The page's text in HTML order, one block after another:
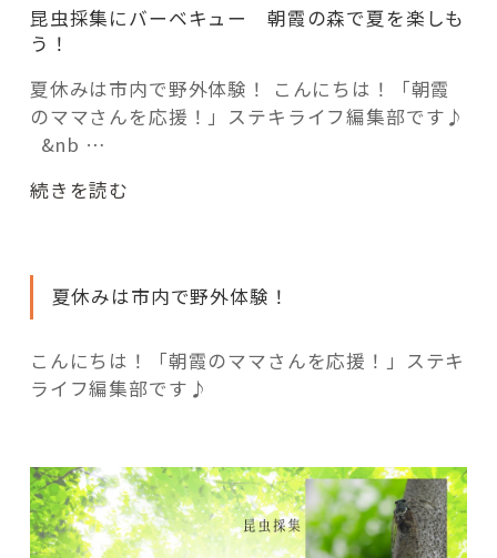
fleXe リノベ事例
「ひと」
記事検索
昆虫採集にバーベキュー 朝霞の森で夏を楽しも
う！
夏休みは市内で野外体験！ こんにちは！「朝霞
のママさんを応援！」ステキライフ編集部です♪
&nb …
“昆
集
バ
ー
ベ
ー
朝
霞
の
続きを読む
夏休みは市内で野外体験！
こんにちは！「朝霞のママさんを応援！」ステキ
ライフ編集部です♪